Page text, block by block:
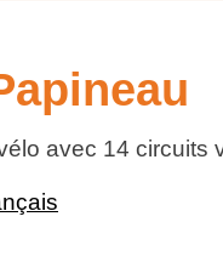
avec 14 circuits